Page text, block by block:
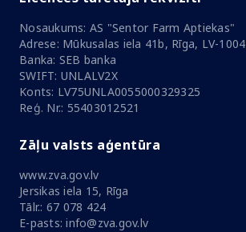
Nosaukums: AS "Sentor Farm Aptiekas"
Adrese: Mūkusalas iela 41b, Rīga, LV-1004
Banka: SEB banka
SWIFT: UNLALV2X
Konts: LV75UNLA0055000329325
Reģ. Nr.: 55403012521
Zāļu valsts aģentūra
www.zva.gov.lv
Jersikas iela 15, Rīga
Tālr.: 67 078 424
E-pasts: info@zva.gov.lv